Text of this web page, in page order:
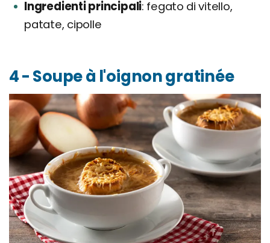
Ingredienti principali fegato di vitello,
patate, cipolle
4 - Soupe à l'oignon gratinée